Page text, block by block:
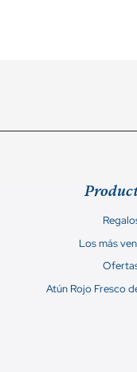
Los más
Atún Rojo Fresco